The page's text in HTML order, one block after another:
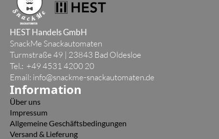
HEST Handels GmbH
SnackMe Snackautomaten
Turmstraße 49 | 23843 Bad Oldesloe
Tel.: +49 4531 4200 20
Email: info@snackme-snackautomaten.de
Information
Über uns
Impressum
Allgemeine Geschäftsbedingungen
Versand & Lieferung